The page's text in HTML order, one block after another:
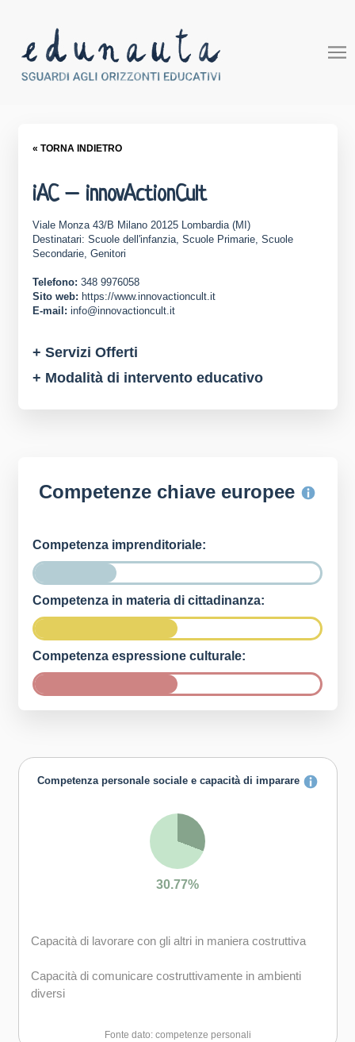
« TORNA INDIETRO
iAC – innovActionCult
Viale Monza 43/B Milano 20125 Lombardia (MI)
Destinatari: Scuole dell'infanzia, Scuole Primarie, Scuole
Secondarie, Genitori
Telefono: 348 9976058
Sito web: https://www.innovactioncult.it
E-mail: info@innovactioncult.it
+ Servizi Offerti
+ Modalità di intervento educativo
Competenze chiave europee
Competenza imprenditoriale:
Competenza in materia di cittadinanza:
Competenza espressione culturale:
Competenza personale sociale e capacità di imparare
30.77%
Capacità di lavorare con gli altri in maniera costruttiva
Capacità di comunicare costruttivamente in ambienti
diversi
Capacità di esprimere e comprendere punti di vista
Fonte dato: competenze personali